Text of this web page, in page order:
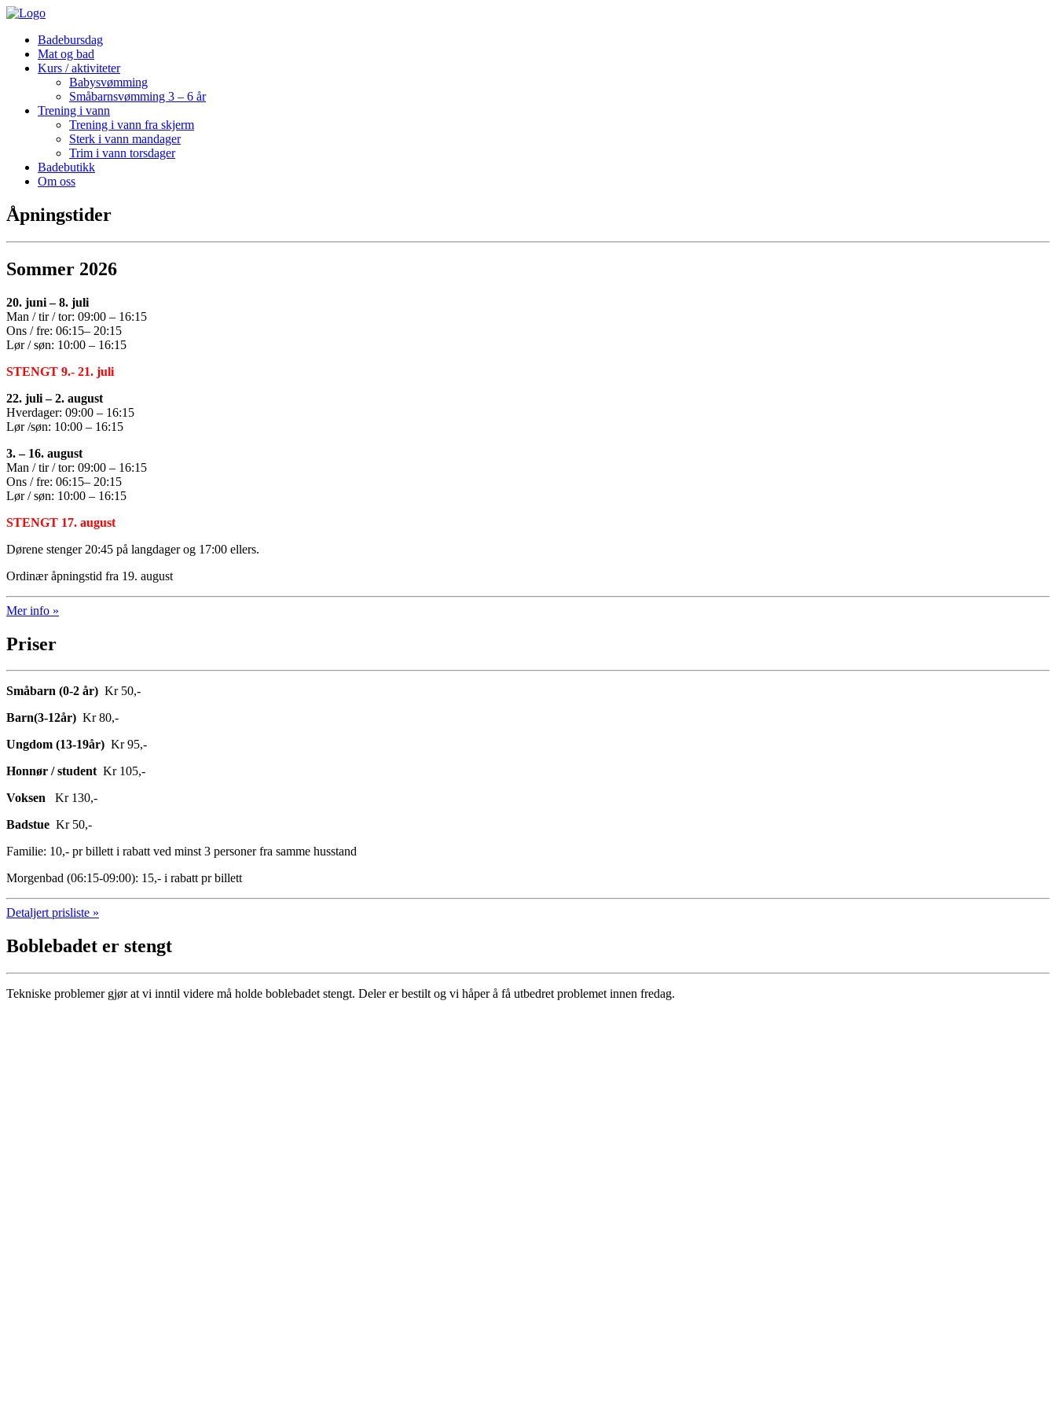
Badebursdag
Mat og bad
Kurs / aktiviteter
Babysvømming
Småbarnsvømming 3 – 6 år
Trening i vann
Trening i vann fra skjerm
Sterk i vann mandager
Trim i vann torsdager
Badebutikk
Om oss
Åpningstider
Sommer 2026
20. juni – 8. juli
Man / tir / tor: 09:00 – 16:15
Ons / fre: 06:15– 20:15
Lør / søn: 10:00 – 16:15
STENGT 9.- 21. juli
22. juli –2. august
Hverdager: 09:00 – 16:15
Lør /søn: 10:00 – 16:15
3. – 16. august
Man / tir / tor: 09:00 – 16:15
Ons / fre: 06:15– 20:15
Lør / søn: 10:00 – 16:15
STENGT 17. august
Dørene stenger 20:45 på langdager og 17:00 ellers.
Ordinær åpningstid fra 19. august
Mer info »
Priser
Småbarn (0-2 år) Kr 50,-
Barn(3-12år) Kr 80,-
Ungdom (13-19år) Kr 95,-
Honnør / student Kr 105,-
Voksen Kr 130,-
Badstue Kr 50,-
Familie: 10,- pr billett i rabatt ved minst 3 personer fra samme husstand
Morgenbad (06:15-09:00): 15,- i rabatt pr billett
Detaljert prisliste »
Boblebadet er stengt
Tekniske problemer gjør at vi inntil videre må holde boblebadet stengt. Deler er bestilt og vi håper å få utbedret problemet innen fredag.